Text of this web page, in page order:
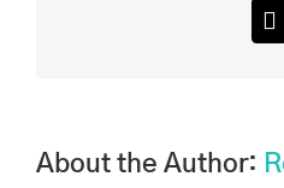
About the Author: